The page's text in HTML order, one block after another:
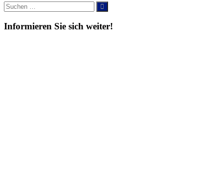
Suche
nach:
Suchen
Informieren Sie sich weiter!